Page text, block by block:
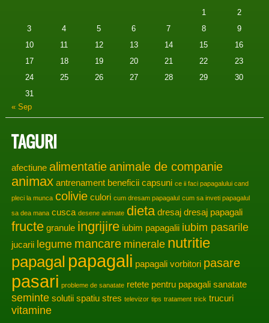
1
2
3
4 5 6 7 8
9
10
11 12 13 14 15
16
17
18 19 20 21 22
23
24
25 26 27 28 29
30
31
« Sep
TAGURI
afectiune alimentatieanimale de companie
animax antrenament beneficii capsuni ce ii faci papagalului cand
pleci la munca colivie culori cum dresam papagalul cum sa inveti papagalul
sa dea mana cusca desene animate dieta dresaj dresaj papagali
fructe granule ingrijire iubim papagalii iubim pasarile
jucarii legume mancare minerale nutritie
papagal papagali papagali vorbitori pasare
pasari probleme de sanatate retete pentru papagali sanatate
seminte solutii spatiu stres televizor tips tratament trick trucuri
vitamine